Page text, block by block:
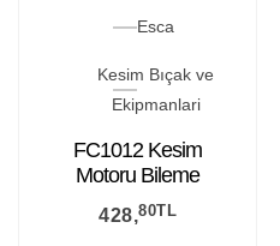
Esca
Kesim Bıçak ve
Ekipmanlari
FC1012 Kesim
Motoru Bileme
Şerit
428,80TL